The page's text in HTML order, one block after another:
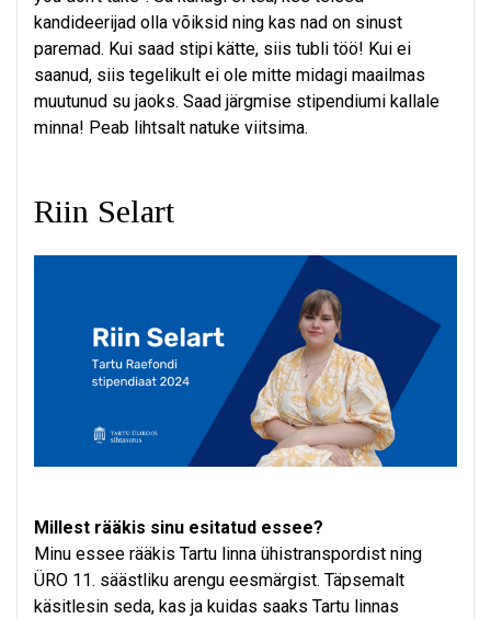
kandideerijad olla võiksid ning kas nad on sinust
paremad. Kui saad stipi kätte, siis tubli töö! Kui ei
saanud, siis tegelikult ei ole mitte midagi maailmas
muutunud su jaoks. Saad järgmise stipendiumi kallale
minna! Peab lihtsalt natuke viitsima.
Riin Selart
Millest rääkis sinu esitatud essee?
Minu essee rääkis Tartu linna ühistranspordist ning
ÜRO 11. säästliku arengu eesmärgist. Täpsemalt
käsitlesin seda, kas ja kuidas saaks Tartu linnas